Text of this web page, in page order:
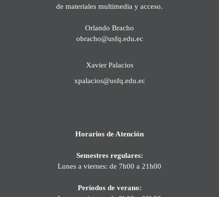
de materiales multimedia y acceso.
Orlando Bracho
obracho@usfq.edu.ec
Xavier Palacios
xpalacios@usfq.edu.ec
Horarios de Atención
Semestres regulares:
Lunes a viernes: de 7h00 a 21h00
Períodos de verano: